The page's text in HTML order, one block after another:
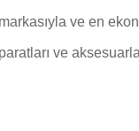
ve en
ve